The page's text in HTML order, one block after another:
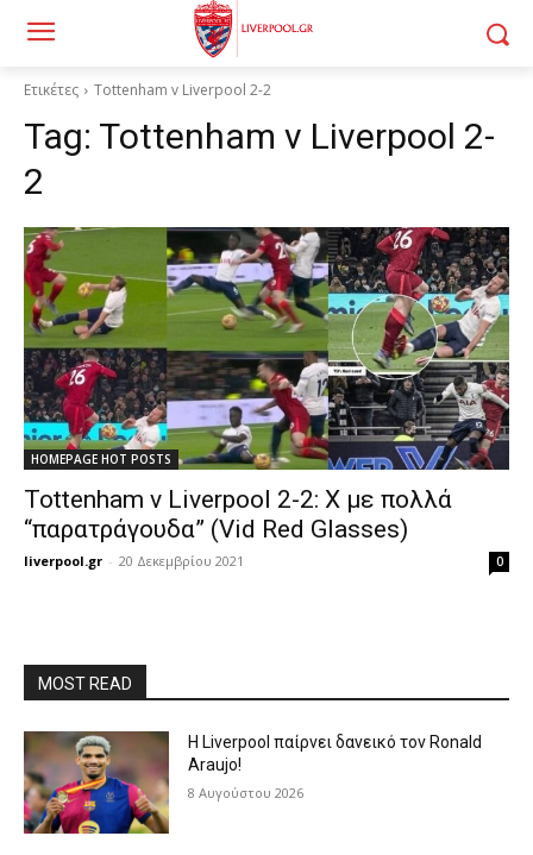
Ετικέτες Tottenham v Liverpool 2-2
Tag: Tottenham v Liverpool 2-
2
HOMEPAGE HOT POSTS
Tottenham v Liverpool 2-2: X με πολλά
“παρατράγουδα” (Vid Red Glasses)
liverpool.gr - 20 Δεκεμβρίου 2021 0
MOST READ
Η Liverpool παίρνει δανεικό τον Ronald
Araujo!
8 Αυγούστου 2026